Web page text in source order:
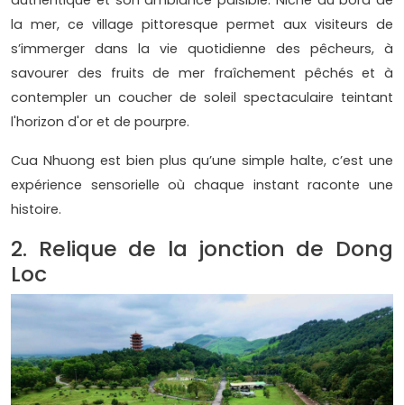
la mer, ce village pittoresque permet aux visiteurs de
s’immerger dans la vie quotidienne des pêcheurs, à
savourer des fruits de mer fraîchement pêchés et à
contempler un coucher de soleil spectaculaire teintant
l'horizon d'or et de pourpre.
Cua Nhuong est bien plus qu’une simple halte, c’est une
expérience sensorielle où chaque instant raconte une
histoire.
2. Relique de la jonction de Dong
Loc